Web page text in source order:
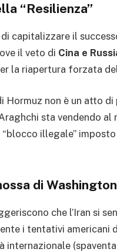
“Resilienza”
di capitalizzare il
il veto di Cina e
la riapertura forzata
Hormuz non è un atto
sta vendendo al
illegale”
di Washington
che l’Iran si
i tentativi americani
internazionale